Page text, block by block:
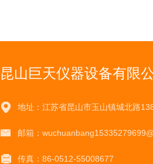
昆山巨天仪器设备有限
地址：江苏省昆山市玉山镇城北路
邮箱：
传真：86-0512-55008677